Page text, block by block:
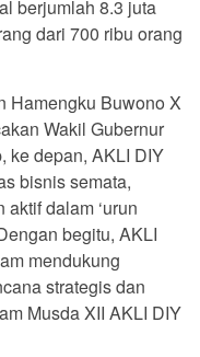
berjumlah 8.3 juta
dari 700 ribu orang
Hamengku Buwono X
Wakil Gubernur
ke depan, AKLI DIY
bisnis semata,
dalam ‘urun
begitu, AKLI
mendukung
strategis dan
Musda XII AKLI DIY